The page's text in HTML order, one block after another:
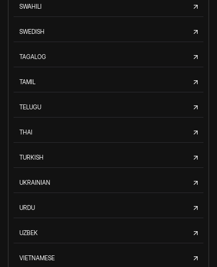
SWAHILI
SWEDISH
TAGALOG
TAMIL
TELUGU
THAI
TURKISH
UKRAINIAN
URDU
UZBEK
VIETNAMESE